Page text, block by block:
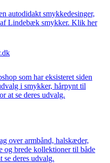
autodidakt smykkedesinger,
Lindebæk smykker. Klik her
som har eksisteret siden
i smykker, hårpynt til
at se deres udvalg.
over armbånd, halskæder,
og brede kollektioner til både
deres udvalg.